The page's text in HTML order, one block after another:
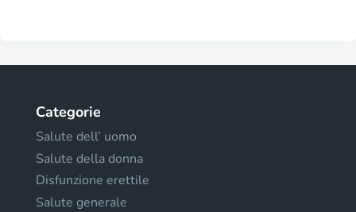
Categorie
Salute dell’ uomo
Salute della donna
Disfunzione erettile
Salute generale